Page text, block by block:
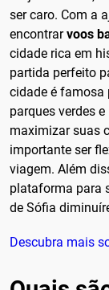
ser caro. Com a
encontrarvoos
cidade rica em
partida perfeito
cidade é famosa
parques verdes
maximizar suas
importante ser
viagem. Além
plataforma para
de Sófia
Descubra mais